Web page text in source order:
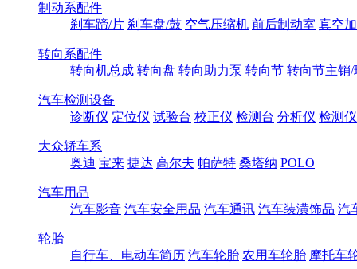
制动系配件
刹车蹄/片 刹车盘/鼓 空气压缩机 前后制动室 真空
转向系配件
转向机总成 转向盘 转向助力泵 转向节 转向节主销/
汽车检测设备
诊断仪 定位仪 试验台 校正仪 检测台 分析仪 检测仪
大众轿车系
奥迪 宝来 捷达 高尔夫 帕萨特 桑塔纳 POLO
汽车用品
汽车影音 汽车安全用品 汽车通讯 汽车装潢饰品 汽
轮胎
自行车、电动车简历 汽车轮胎 农用车轮胎 摩托车